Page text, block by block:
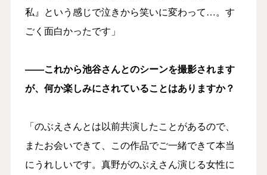
私』という感じで泣きから笑いに変わって…。す
ごく面白かったです」
――これから池谷さんとのシーンを撮影されます
が、何か楽しみにされていることはありますか？
「のぶえさんとは以前共演したことがあるので、
またお会いできて、この作品でご一緒できて本当
にうれしいです。真野がのぶえさん演じる女性に